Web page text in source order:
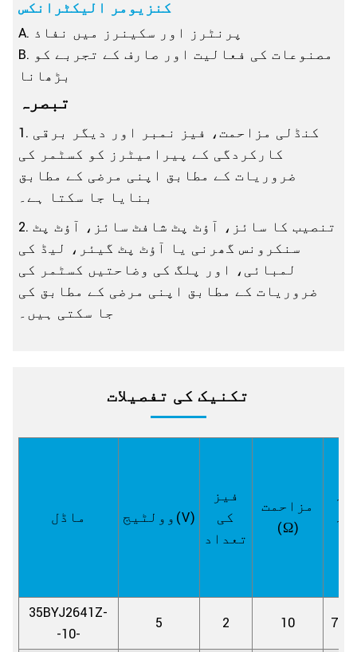
کنزیومر الیکٹرانکس
A. پرنٹرز اور سکینرز میں نفاذ
B. مصنوعات کی فعالیت اور صارف کے تجربے کو
بڑھانا
تبصرہ
1. کنڈلی مزاحمت، فیز نمبر اور دیگر برقی
کارکردگی کے پیرامیٹرز کو کسٹمر کی
ضروریات کے مطابق اپنی مرضی کے مطابق
بنایا جا سکتا ہے۔
2. تنصیب کا سائز، آؤٹ پٹ شافٹ سائز، آؤٹ پٹ
سنکرونس گھرنی یا آؤٹ پٹ گیئر، لیڈ کی
لمبائی، اور پلگ کی وضاحتیں کسٹمر کی
ضروریات کے مطابق اپنی مرضی کے مطابق کی
جا سکتی ہیں۔
تکنیک کی تفصیلات
ماڈل وولٹیج(V)
فیز
کی
تعداد
مزاحمت
(Ω)
35BYJ2641Z-
-10-
5 2 10